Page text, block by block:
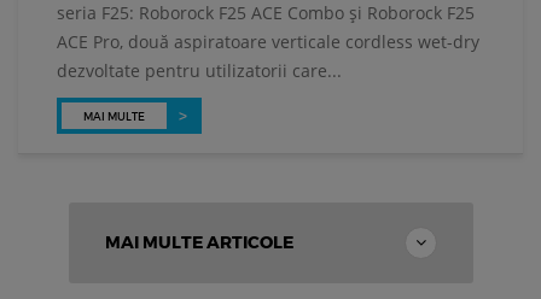
seria F25: Roborock F25 ACE Combo și Roborock F25
ACE Pro, două aspiratoare verticale cordless wet-dry
dezvoltate pentru utilizatorii care...
MAI MULTE
MAI MULTE ARTICOLE